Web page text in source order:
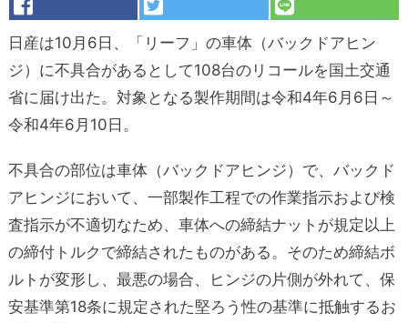
日産は10月6日、「リーフ」の車体（バックドアヒン
ジ）に不具合があるとして108台のリコールを国土交通
省に届け出た。対象となる製作期間は令和4年6月6日～
令和4年6月10日。
不具合の部位は車体（バックドアヒンジ）で、バックド
アヒンジにおいて、一部製作工程での作業指示および検
査指示が不適切なため、車体への締結ナットが規定以上
の締付トルクで締結されたものがある。そのため締結ボ
ルトが変形し、最悪の場合、ヒンジの片側が外れて、保
安基準第18条に規定された堅ろう性の基準に抵触するお